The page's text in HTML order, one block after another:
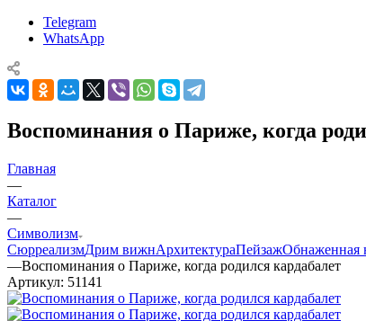
Telegram
WhatsApp
Воспоминания о Париже, когда
Главная
—
Каталог
—
Символизм
СюрреализмДрим вижнАрхитектураПейзажОбнаженная
—Воспоминания о Париже, когда родился кардабалет
Артикул: 51141